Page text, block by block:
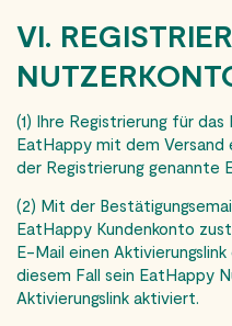
VI.
(1) Ihre Registrierung für
EatHappy mit dem Versand
der Registrierung genannte
(2) Mit der
EatHappy Kundenkonto
E-Mail einen
diesem Fall sein EatHappy
Aktivierungslink aktiviert.